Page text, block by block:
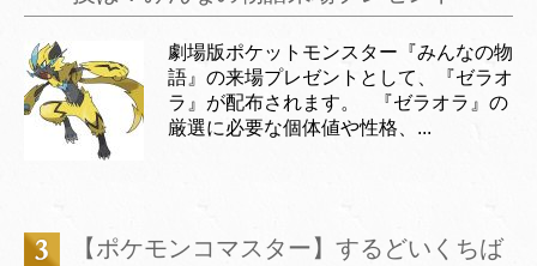
劇場版ポケットモンスター『みんなの物
語』の来場プレゼントとして、『ゼラオ
ラ』が配布されます。 『ゼラオラ』の
厳選に必要な個体値や性格、...
【ポケモンコマスター】するどいくちば